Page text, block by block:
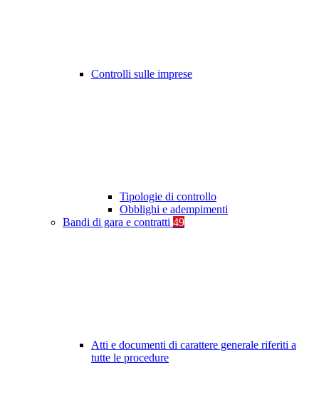
Controlli sulle imprese
Tipologie di controllo
Obblighi e adempimenti
Bandi di gara e contratti 49
Atti e documenti di carattere generale riferiti a
tutte le procedure